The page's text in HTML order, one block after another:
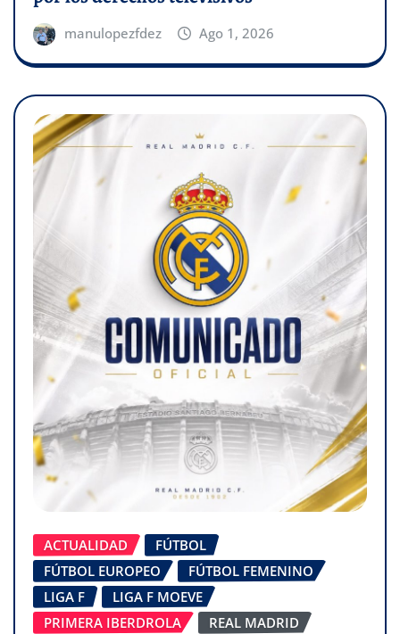
manulopezfdez Ago 1, 2026
ACTUALIDAD
FÚTBOL
FÚTBOL EUROPEO
FÚTBOL FEMENINO
LIGA F
LIGA F MOEVE
PRIMERA IBERDROLA
REAL MADRID